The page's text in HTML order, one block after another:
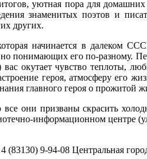
уютная пора для
знаменитых поэтов и
других.
начинается в далеком
его по-разному.
окутает чувство теплоты,
героя, атмосферу его
главного героя о прожитой
они призваны скрасить
информационном центре
9-94-08 Центральная